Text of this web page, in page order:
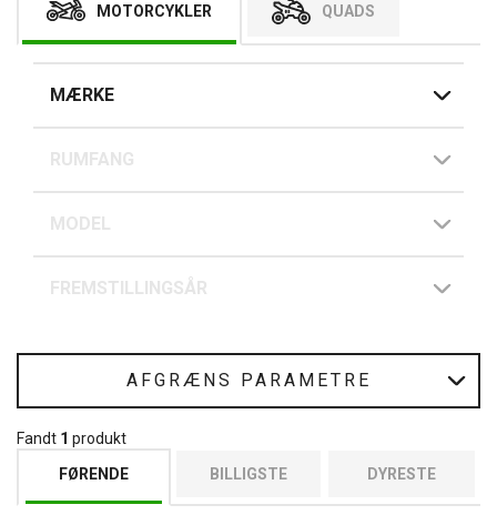
MOTORCYKLER QUADS
MÆRKE
RUMFANG
MODEL
FREMSTILLINGSÅR
AFGRÆNS PARAMETRE
Fandt 1 produkt
FØRENDE
BILLIGSTE DYRESTE